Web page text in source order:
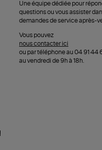
Une équipe dédiée pour
questions ou vous assister
demandes de service après-
Vous pouvez
nous contacter ici
ou par téléphone au 04 91 44
au vendredi de 9h à 18h.